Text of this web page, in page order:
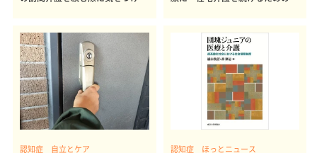
認知症 自立とケア 認知症 ほっとニュース